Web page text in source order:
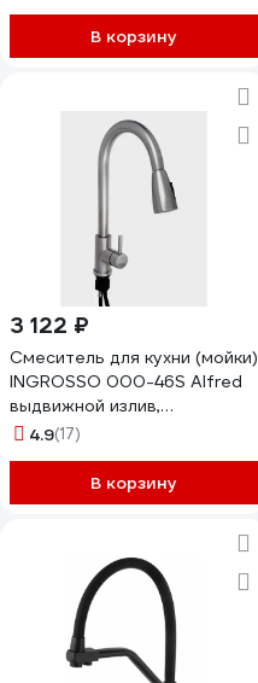
В корзину
3 122 ₽
Смеситель для кухни (мойки)
INGROSSO 000-46S Alfred
выдвижной излив,
нержавеющая сталь,
УТ-00042488
4.9(17)
В корзину